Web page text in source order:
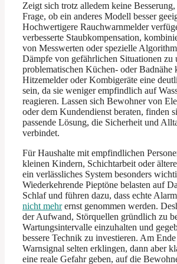
Zeigt sich trotz alledem keine
Frage, ob ein anderes Modell besser
Hochwertigere Rauchwarnmelder
verbesserte Staubkompensation,
von Messwerten oder spezielle
Dämpfe von gefährlichen Situationen zu
problematischen Küchen- oder Badnähe
Hitzemelder oder Kombigeräte eine
sein, da sie weniger empfindlich auf
reagieren. Lassen sich Bewohner von
oder dem Kundendienst beraten, finden
passende Lösung, die Sicherheit und
verbindet.
Für Haushalte mit empfindlichen
kleinen Kindern, Schichtarbeit oder
ein verlässliches System besonders
Wiederkehrende Pieptöne belasten auf
Schlaf und führen dazu, dass echte
nicht mehrernst genommen werden.
der Aufwand, Störquellen gründlich zu
Wartungsintervalle einzuhalten und
bessere Technik zu investieren. Am
Warnsignal selten erklingen, dann aber
eine reale Gefahr geben, auf die